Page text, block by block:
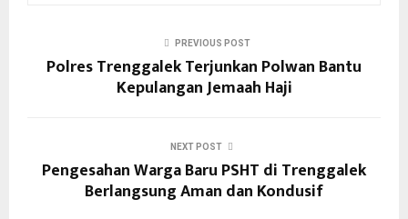
PREVIOUS POST
Polres Trenggalek Terjunkan Polwan Bantu
Kepulangan Jemaah Haji
NEXT POST
Pengesahan Warga Baru PSHT di Trenggalek
Berlangsung Aman dan Kondusif